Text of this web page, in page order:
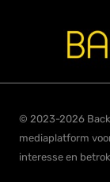
© 2023-2026
mediaplatform
interesse en